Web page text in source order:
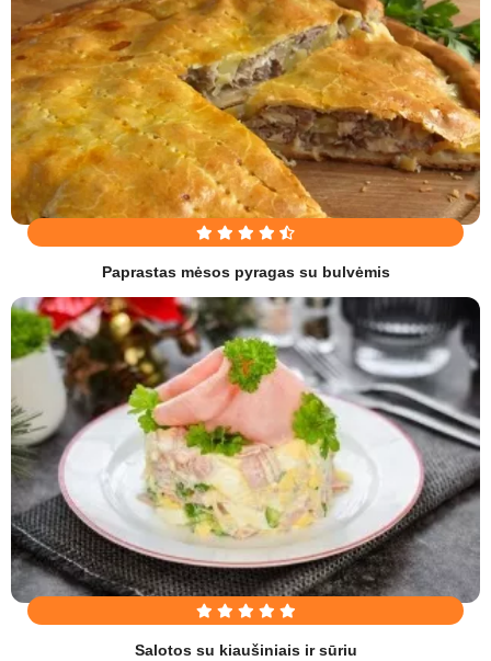
Paprastas mėsos pyragas su bulvėmis
Salotos su kiaušiniais ir sūriu